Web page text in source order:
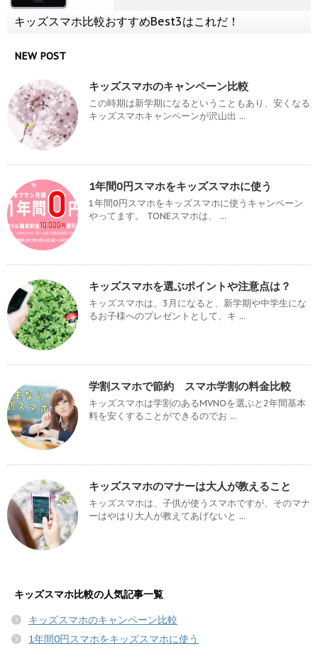
キッズスマホ比較おすすめBest3はこれだ！
NEW POST
キッズスマホのキャンペーン比較
この時期は新学期になるということもあり、安くなる
キッズスマホキャンペーンが沢山出 ...
1年間0円スマホをキッズスマホに使う
1年間0円スマホをキッズスマホに使うキャンペーン
やってます。 TONEスマホは、 ...
キッズスマホを選ぶポイントや注意点は？
キッズスマホは、3月になると、新学期や中学生にな
るお子様へのプレゼントとして、キ ...
学割スマホで節約 スマホ学割の料金比較
キッズスマホは学割のあるMVNOを選ぶと2年間基本
料を安くすることができるのでお ...
キッズスマホのマナーは大人が教えること
キッズスマホは、子供が使うスマホですが、そのマナ
ーはやはり大人が教えてあげないと ...
キッズスマホ比較の人気記事一覧
キッズスマホのキャンペーン比較
1年間0円スマホをキッズスマホに使う